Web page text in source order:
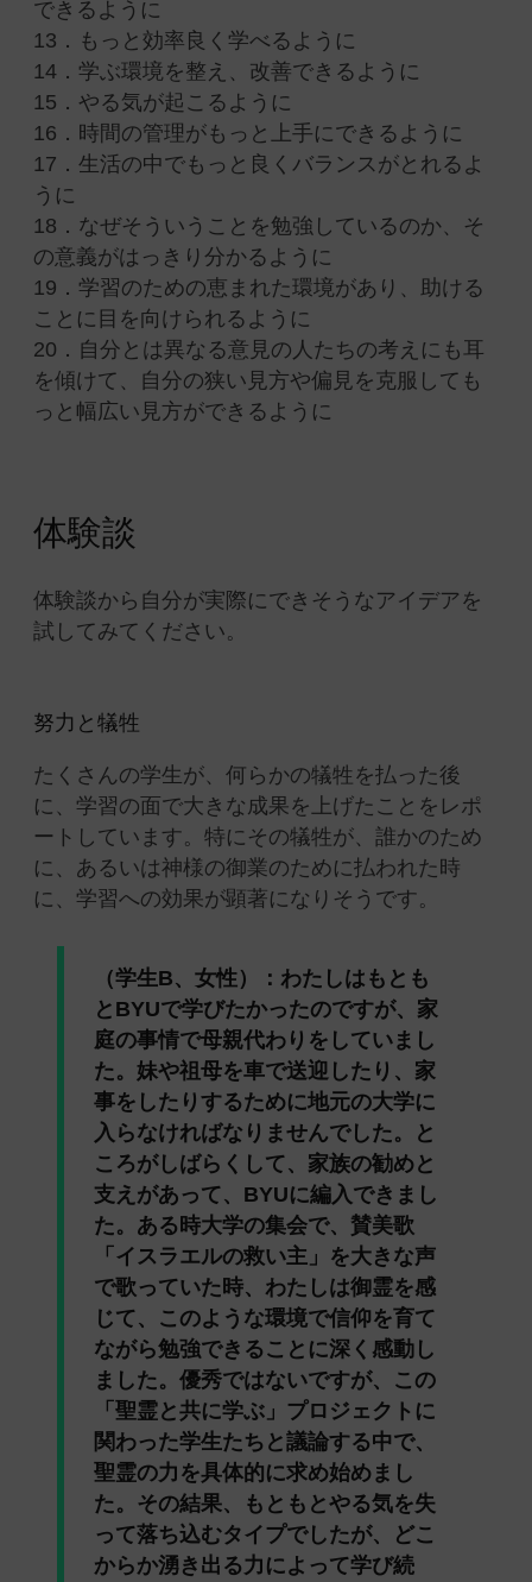
できるように
13．もっと効率良く学べるように
14．学ぶ環境を整え、改善できるように
15．やる気が起こるように
16．時間の管理がもっと上手にできるように
17．生活の中でもっと良くバランスがとれるよ
うに
18．なぜそういうことを勉強しているのか、そ
の意義がはっきり分かるように
19．学習のための恵まれた環境があり、助ける
ことに目を向けられるように
20．自分とは異なる意見の人たちの考えにも耳
を傾けて、自分の狭い見方や偏見を克服しても
っと幅広い見方ができるように
体験談
体験談から自分が実際にできそうなアイデアを
試してみてください。
努力と犠牲
たくさんの学生が、何らかの犠牲を払った後
に、学習の面で大きな成果を上げたことをレポ
ートしています。特にその犠牲が、誰かのため
に、あるいは神様の御業のために払われた時
に、学習への効果が顕著になりそうです。
（学生B、女性）：わたしはもとも
とBYUで学びたかったのですが、家
庭の事情で母親代わりをしていまし
た。妹や祖母を車で送迎したり、家
事をしたりするために地元の大学に
入らなければなりませんでした。と
ころがしばらくして、家族の勧めと
支えがあって、BYUに編入できまし
た。ある時大学の集会で、賛美歌
「イスラエルの救い主」を大きな声
で歌っていた時、わたしは御霊を感
じて、このような環境で信仰を育て
ながら勉強できることに深く感動し
ました。優秀ではないですが、この
「聖霊と共に学ぶ」プロジェクトに
関わった学生たちと議論する中で、
聖霊の力を具体的に求め始めまし
た。その結果、もともとやる気を失
って落ち込むタイプでしたが、どこ
からか湧き出る力によって学び続